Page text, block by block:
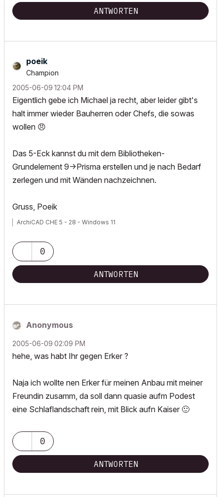
ANTWORTEN
poeik
Champion
‎2005-06-09 12:04 PM
Eigentlich gebe ich Michael ja recht, aber leider gibt's
halt immer wieder Bauherren oder Chefs, die sowas
wollen 😠
Das 5-Eck kannst du mit dem Bibliotheken-
Grundelement 9->Prisma erstellen und je nach Bedarf
zerlegen und mit Wänden nachzeichnen.
Gruss, Poeik
ArchiCAD CHE 5 - 28 - Windows 11
0
ANTWORTEN
Anonymous
‎2005-06-09 02:09 PM
hehe, was habt Ihr gegen Erker ?
Naja ich wollte nen Erker für meinen Anbau mit meiner
Freundin zusamm, da soll dann quasie aufm Podest
eine Schlaflandschaft rein, mit Blick aufn Kaiser 🙂
0
ANTWORTEN